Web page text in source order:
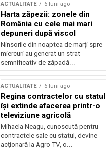
ACTUALITATE 6 luni ago
Harta zăpezii: zonele din
România cu cele mai mari
depuneri după viscol
Ninsorile din noaptea de marți spre
miercuri au generat un strat
semnificativ de zăpadă...
ACTUALITATE 6 luni ago
Regina contractelor cu statul
își extinde afacerea printr-o
televiziune agricolă
Mihaela Neagu, cunoscută pentru
contractele sale cu statul, devine
acționară la Agro TV, o...